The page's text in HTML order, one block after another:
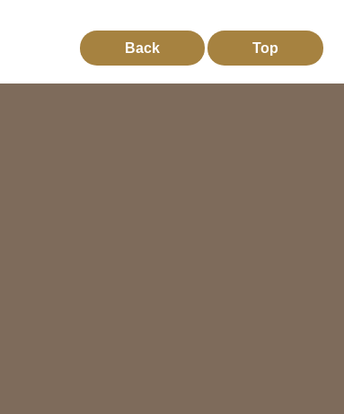
Back Top